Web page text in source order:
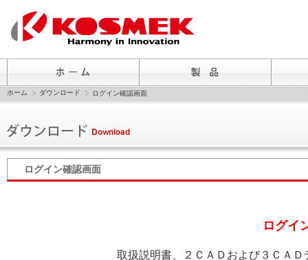
ホーム ダウンロード ログイン確認画面
ログイン確認画面
ログイ
取扱説明書、２ＣＡＤおよび３ＣＡ